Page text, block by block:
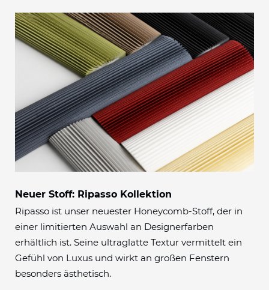
Neuer Stoff: Ripasso Kollektion
Ripasso ist unser neuester Honeycomb-Stoff, der in
einer limitierten Auswahl an Designerfarben
erhältlich ist. Seine ultraglatte Textur vermittelt ein
Gefühl von Luxus und wirkt an großen Fenstern
besonders ästhetisch.